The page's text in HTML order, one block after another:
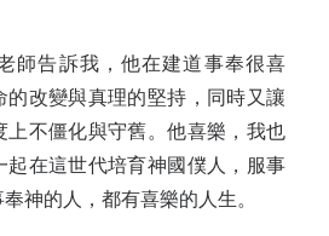
師告訴我，他在建道事奉很喜
的改變與真理的堅持，同時又讓
上不僵化與守舊。他喜樂，我也
起在這世代培育神國僕人，服事
神的人，都有喜樂的人生。